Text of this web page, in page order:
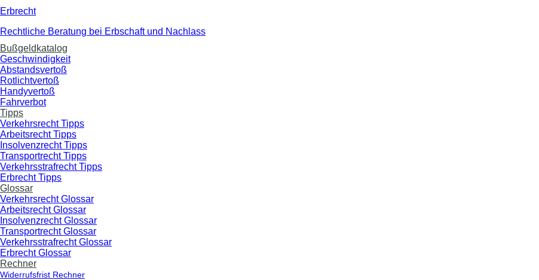
Erbrecht
Rechtliche Beratung bei Erbschaft und Nachlass
Bußgeldkatalog
Geschwindigkeit
Abstandsvertoß
Rotlichtvertoß
Handyvertoß
Fahrverbot
Tipps
Verkehrsrecht Tipps
Arbeitsrecht Tipps
Insolvenzrecht Tipps
Transportrecht Tipps
Verkehrsstrafrecht Tipps
Erbrecht Tipps
Glossar
Verkehrsrecht Glossar
Arbeitsrecht Glossar
Insolvenzrecht Glossar
Transportrecht Glossar
Verkehrsstrafrecht Glossar
Erbrecht Glossar
Rechner
Widerrufsfrist Rechner